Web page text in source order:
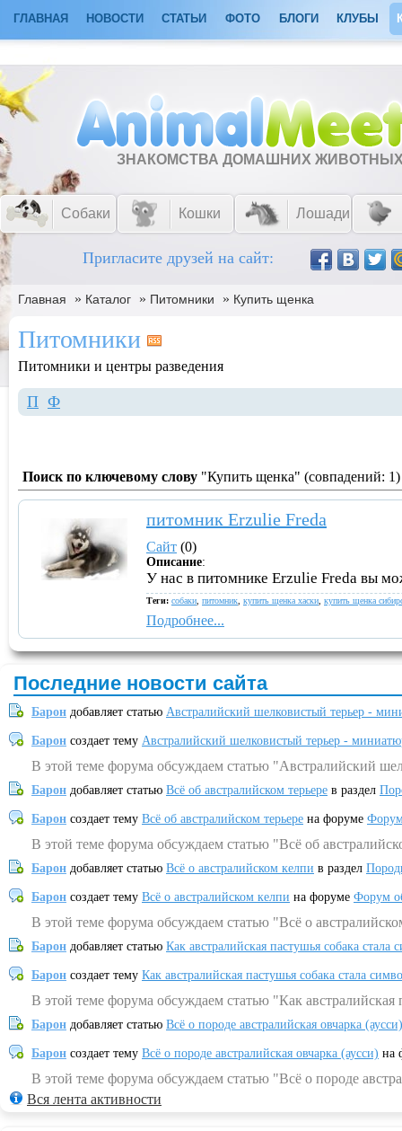
ГЛАВНАЯ НОВОСТИ СТАТЬИ ФОТО БЛОГИ КЛУБЫ
ЗНАКОМСТВА ДОМАШНИХ
Собаки Кошки Лошади
Пригласите друзей на сайт:
Главная » Каталог » Питомники » Купить щенка
Питомники
Питомники и центры разведения
П Ф
Поиск по ключевому слову "Купить щенка" (совпадений:
питомник Erzulie Freda
Сайт (0)
Описание:
У нас в питомнике Erzulie Freda вы
Теги: собаки питомник купить щенка хаски купить щенка
Подробнее...
Последние новости сайта
Барон добавляет статью Австралийский шелковистый терьер -
Барон создает тему Австралийский шелковистый терьер -
В этой теме форума обсуждаем статью "Австралийский
Барон добавляет статью Всё об австралийском терьере в раздел
Барон создает тему Всё об австралийском терьере на форуме
В этой теме форума обсуждаем статью "Всё об
Барон добавляет статью Всё о австралийском келпи в раздел
Барон создает тему Всё о австралийском келпи на форуме Форум
В этой теме форума обсуждаем статью "Всё о
Барон добавляет статью Как австралийская пастушья собака
Барон создает тему Как австралийская пастушья собака стала
В этой теме форума обсуждаем статью "Как
Барон добавляет статью Всё о породе австралийская овчарка (аусси)
Барон создает тему Всё о породе австралийская овчарка (аусси) на
В этой теме форума обсуждаем статью "Всё о породе
Вся лента активности